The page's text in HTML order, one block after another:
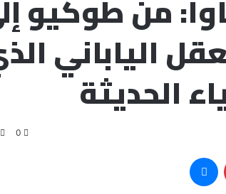
من طوكيو
الياباني
الحديثة
0